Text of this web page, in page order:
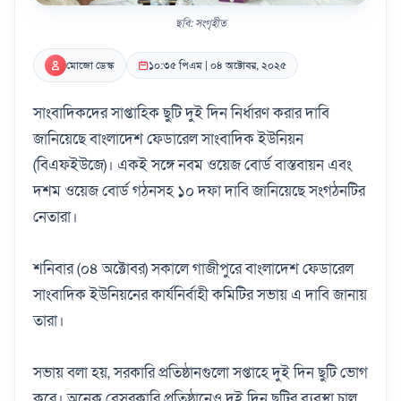
ছবি: সংগৃহীত
মোজো ডেস্ক ১০:৩৫ পিএম | ০৪ অক্টোবর, ২০২৫
সাংবাদিকদের সাপ্তাহিক ছুটি দুই দিন নির্ধারণ করার দাবি
জানিয়েছে বাংলাদেশ ফেডারেল সাংবাদিক ইউনিয়ন
(বিএফইউজে)। একই সঙ্গে নবম ওয়েজ বোর্ড বাস্তবায়ন এবং
দশম ওয়েজ বোর্ড গঠনসহ ১০ দফা দাবি জানিয়েছে সংগঠনটির
নেতারা।
শনিবার (০৪ অক্টোবর) সকালে গাজীপুরে বাংলাদেশ ফেডারেল
সাংবাদিক ইউনিয়নের কার্যনির্বাহী কমিটির সভায় এ দাবি জানায়
তারা।
সভায় বলা হয়, সরকারি প্রতিষ্ঠানগুলো সপ্তাহে দুই দিন ছুটি ভোগ